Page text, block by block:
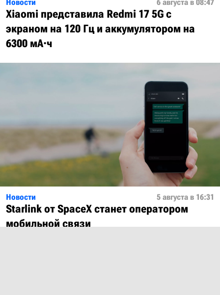
Новости 6 августа в 08:47
Xiaomi представила Redmi 17 5G с
экраном на 120 Гц и аккумулятором на
6300 мА·ч
Новости 5 августа в 16:31
Starlink от SpaceX станет оператором
мобильной связи